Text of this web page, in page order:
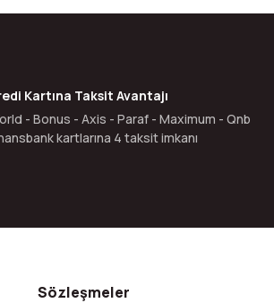
Kartına Taksit Avantajı
- Bonus - Axis - Paraf - Maximum - Qnb
kartlarına 4 taksit imkanı
Sözleşmeler